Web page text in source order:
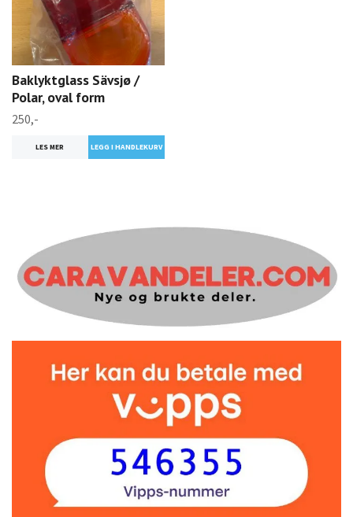
Baklyktglass Sävsjø /
Polar, oval form
250,-
LES MER